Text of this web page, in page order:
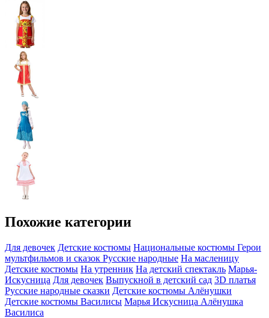
Похожие категории
Для девочек Детские костюмы Национальные костюмы Герои
мультфильмов и сказок Русские народные На масленицу
Детские костюмы На утренник На детский спектакль Марья-
Искусница Для девочек Выпускной в детский сад 3D платья
Русские народные сказки Детские костюмы Алёнушки
Детские костюмы Василисы Марья Искусница Алёнушка
Василиса